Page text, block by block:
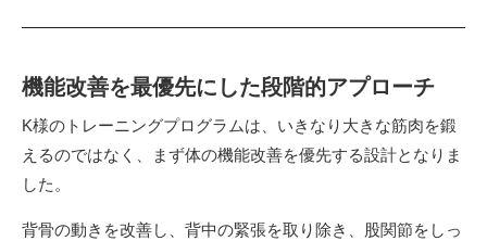
機能改善を最優先にした段階的アプローチ
K様のトレーニングプログラムは、いきなり大きな筋肉を鍛
えるのではなく、まず体の機能改善を優先する設計となりま
した。
背骨の動きを改善し、背中の緊張を取り除き、股関節をしっ